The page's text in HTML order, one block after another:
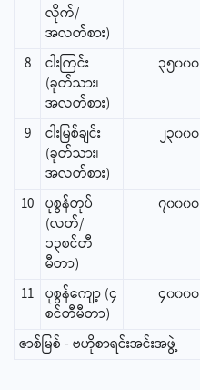
လိုက်/
အလတ်စား)
8
ငါးကြင်း
(ခုတ်သား၊
အလတ်စား)
၃၅၀၀၀
9
ငါးမြစ်ချင်း
(ခုတ်သား၊
အလတ်စား)
၂၃၀၀၀
10 ပုစွန်တုပ်
(လတ်/
၁၃စင်တီ
မီတာ)
၇၀၀၀၀
11 ပုစွန်ကျော့ (၄
စင်တီမီတာ)
၄၀၀၀၀
ဇာစ်မြစ် - ဗဟိုစာရင်းအင်းအဖွဲ့